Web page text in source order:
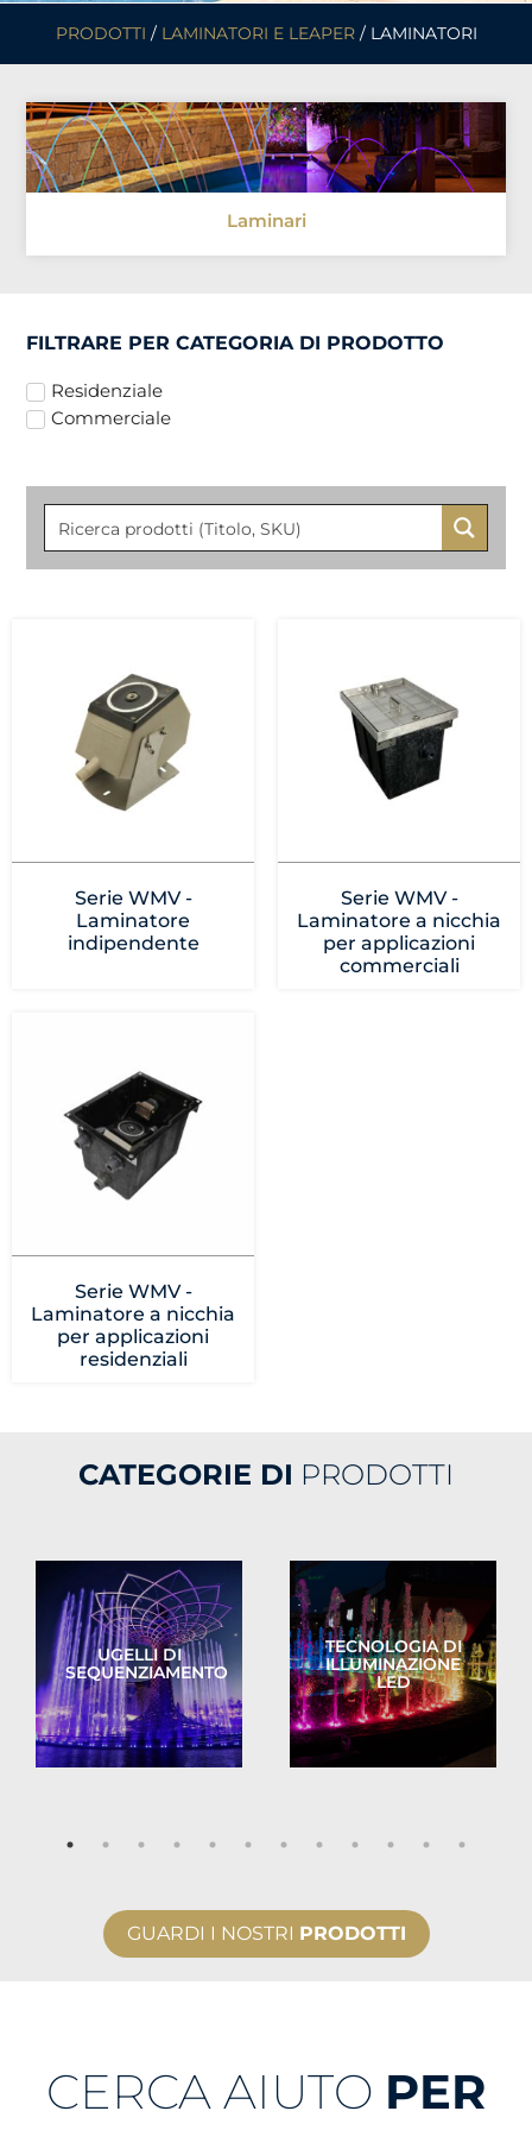
PRODOTTI / LAMINATORI E LEAPER/ LAMINATORI
Laminari
FILTRARE PER CATEGORIA DI PRODOTTO
Residenziale
Commerciale
Serie WMV -
Laminatore
indipendente
Serie WMV -
Laminatore a nicchia
per applicazioni
commerciali
Serie WMV -
Laminatore a nicchia
per applicazioni
residenziali
CATEGORIE DI PRODOTTI
UGELLI DI
SEQUENZIAMENTO
TECNOLOGIA DI
ILLUMINAZIONE
LED
GUARDI I NOSTRI PRODOTTI
CERCA AIUTO PER